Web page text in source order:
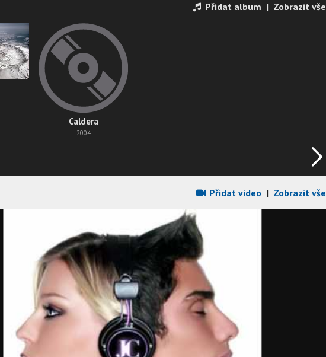
Přidat album | Zobrazit vše
Caldera
2004
Přidat video | Zobrazit vše